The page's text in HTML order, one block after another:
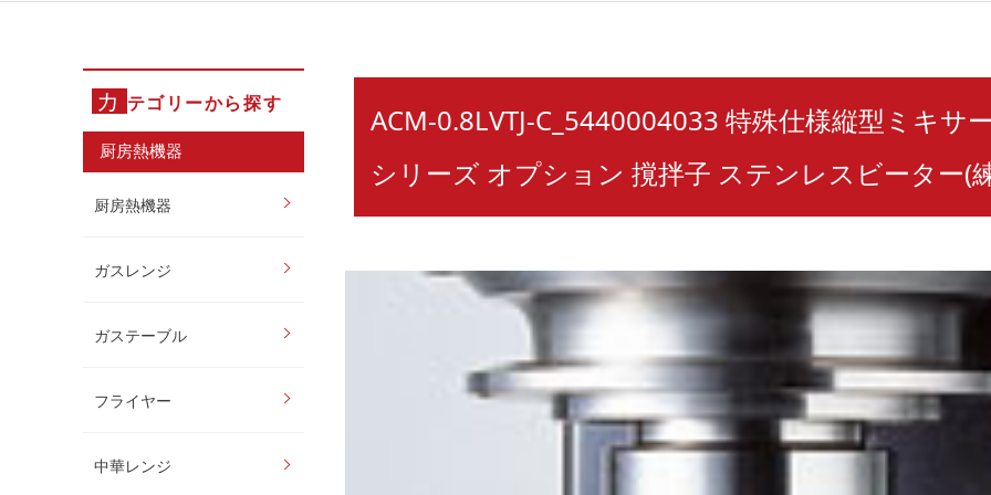
カ テゴリーから探す
厨房熱機器
厨房熱機器
ガスレンジ
ガステーブル
フライヤー
中華レンジ
ACM-0.8LVTJ-C_5440004033 特殊仕様縦型ミキサ
シリーズ オプション 撹拌子 ステンレスビーター(